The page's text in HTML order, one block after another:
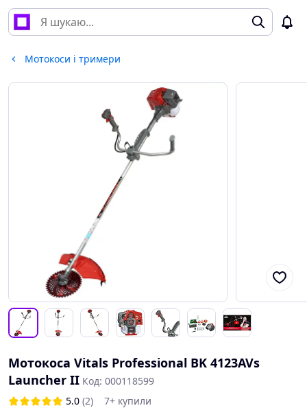
Мотокоси і тримери
Мотокоса Vitals Professional BK 4123AVs
Launcher II Код: 000118599
5.0 (2)
7+ купили